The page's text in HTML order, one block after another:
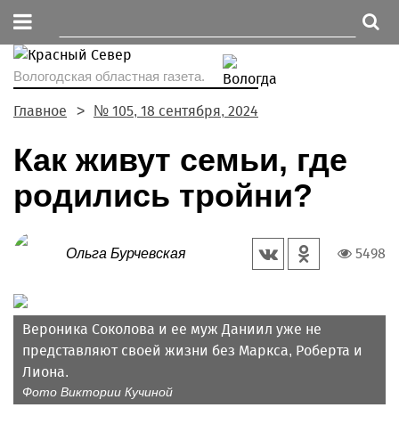
Вологодская областная газета.
Главное № 105, 18 сентября, 2024
Как живут семьи, где
родились тройни?
Ольга Бурчевская 5498
Вероника Соколова и ее муж Даниил уже не
представляют своей жизни без Маркса, Роберта и
Лиона.
Фото Виктории Кучиной